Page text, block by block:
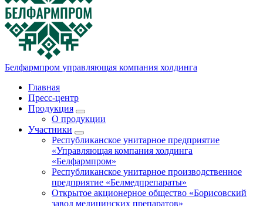
Белфармпром управляющая компания холдинга
Главная
Пресс-центр
Продукция
О продукции
Участники
Республиканское унитарное предприятие
«Управляющая компания холдинга
«Белфармпром»
Республиканское унитарное производственное
предприятие «Белмедпрепараты»
Открытое акционерное общество «Борисовский
завод медицинских препаратов»